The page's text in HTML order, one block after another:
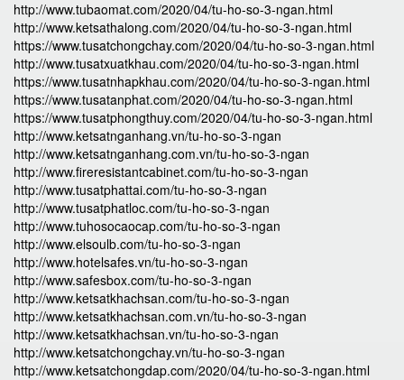
http://www.tubaomat.com/2020/04/tu-ho-so-3-ngan.html
http://www.ketsathalong.com/2020/04/tu-ho-so-3-ngan.html
https://www.tusatchongchay.com/2020/04/tu-ho-so-3-ngan.html
http://www.tusatxuatkhau.com/2020/04/tu-ho-so-3-ngan.html
https://www.tusatnhapkhau.com/2020/04/tu-ho-so-3-ngan.html
https://www.tusatanphat.com/2020/04/tu-ho-so-3-ngan.html
https://www.tusatphongthuy.com/2020/04/tu-ho-so-3-ngan.html
http://www.ketsatnganhang.vn/tu-ho-so-3-ngan
http://www.ketsatnganhang.com.vn/tu-ho-so-3-ngan
http://www.fireresistantcabinet.com/tu-ho-so-3-ngan
http://www.tusatphattai.com/tu-ho-so-3-ngan
http://www.tusatphatloc.com/tu-ho-so-3-ngan
http://www.tuhosocaocap.com/tu-ho-so-3-ngan
http://www.elsoulb.com/tu-ho-so-3-ngan
http://www.hotelsafes.vn/tu-ho-so-3-ngan
http://www.safesbox.com/tu-ho-so-3-ngan
http://www.ketsatkhachsan.com/tu-ho-so-3-ngan
http://www.ketsatkhachsan.com.vn/tu-ho-so-3-ngan
http://www.ketsatkhachsan.vn/tu-ho-so-3-ngan
http://www.ketsatchongchay.vn/tu-ho-so-3-ngan
http://www.ketsatchongdap.com/2020/04/tu-ho-so-3-ngan.html